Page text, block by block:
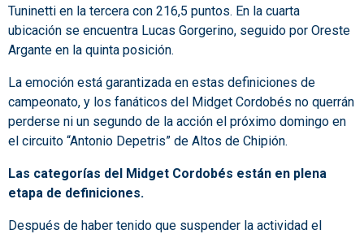
Tuninetti en la tercera con 216,5 puntos. En la cuarta
ubicación se encuentra Lucas Gorgerino, seguido por Oreste
Argante en la quinta posición.
La emoción está garantizada en estas definiciones de
campeonato, y los fanáticos del Midget Cordobés no querrán
perderse ni un segundo de la acción el próximo domingo en
el circuito “Antonio Depetris” de Altos de Chipión.
Las categorías del Midget Cordobés están en plena
etapa de definiciones.
Después de haber tenido que suspender la actividad el